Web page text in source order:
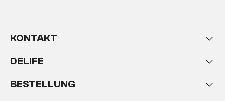
KONTAKT
DELIFE
BESTELLUNG